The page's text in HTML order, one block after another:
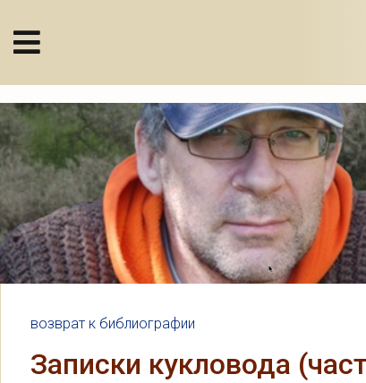
возврат к библиографии
Записки кукловода